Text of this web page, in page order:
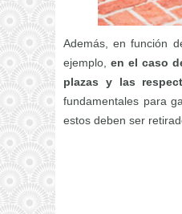
Además, en función
ejemplo, en el caso
plazas y las
fundamentales para
estos deben ser